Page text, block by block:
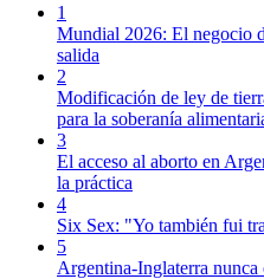
1
Mundial 2026: El negocio
salida
2
Modificación de ley de
para la soberanía
3
El acceso al aborto en
la práctica
4
Six Sex: "Yo también fui
5
Argentina-Inglaterra nunca